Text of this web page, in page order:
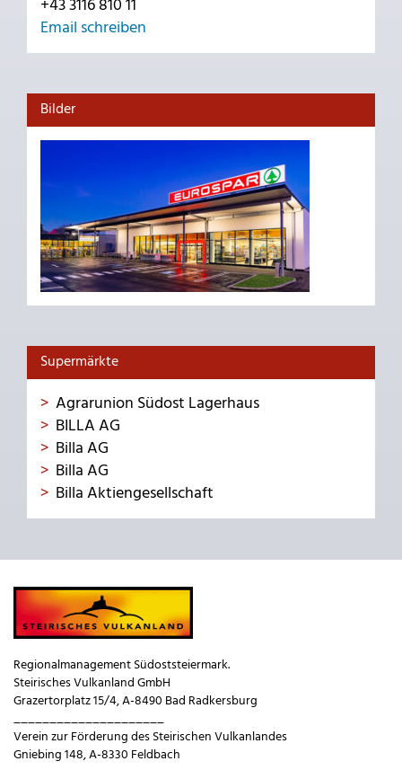
+43 3116 810 11
Email schreiben
Bilder
Supermärkte
Agrarunion Südost Lagerhaus
BILLA AG
Billa AG
Billa AG
Billa Aktiengesellschaft
Regionalmanagement Südoststeiermark.
Steirisches Vulkanland GmbH
Grazertorplatz 15/4, A-8490 Bad Radkersburg
_____________________
Verein zur Förderung des Steirischen Vulkanlandes
Gniebing 148, A-8330 Feldbach